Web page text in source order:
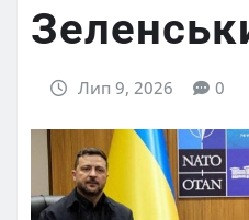
Лип 9, 2026 0